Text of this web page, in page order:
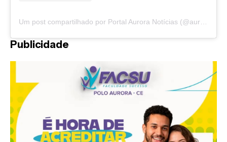
Um post compartilhado por Portal Aurora Notícias (@auroranoticias)
Publicidade